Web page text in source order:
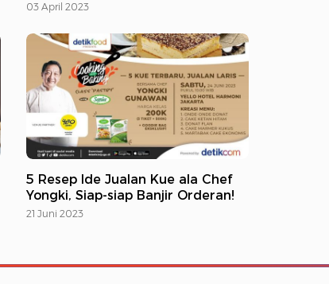
03 April 2023
5 Resep Ide Jualan Kue ala Chef
Yongki, Siap-siap Banjir Orderan!
21 Juni 2023